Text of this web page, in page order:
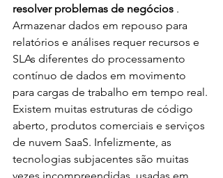
resolver problemas de negócios .
Armazenar dados em repouso para
relatórios e análises requer recursos e
SLAs diferentes do processamento
contínuo de dados em movimento
para cargas de trabalho em tempo real.
Existem muitas estruturas de código
aberto, produtos comerciais e serviços
de nuvem SaaS. Infelizmente, as
tecnologias subjacentes são muitas